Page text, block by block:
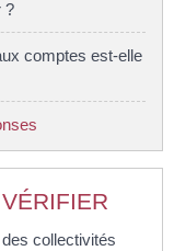
?
comptes est-elle
collectivités